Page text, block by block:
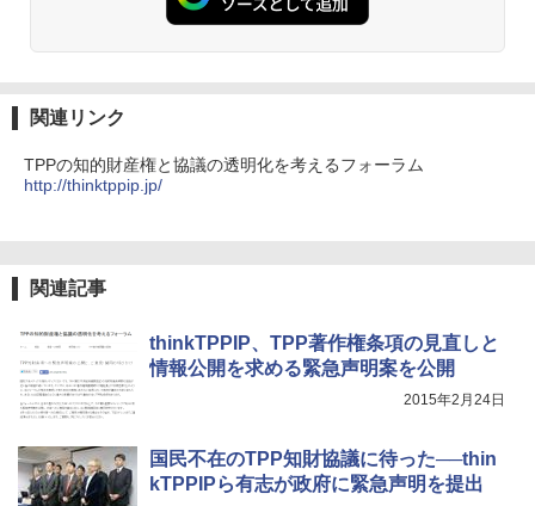
関連リンク
TPPの知的財産権と協議の透明化を考えるフォーラム
http://thinktppip.jp/
関連記事
thinkTPPIP、TPP著作権条項の見直しと
情報公開を求める緊急声明案を公開
2015年2月24日
国民不在のTPP知財協議に待った──thin
kTPPIPら有志が政府に緊急声明を提出